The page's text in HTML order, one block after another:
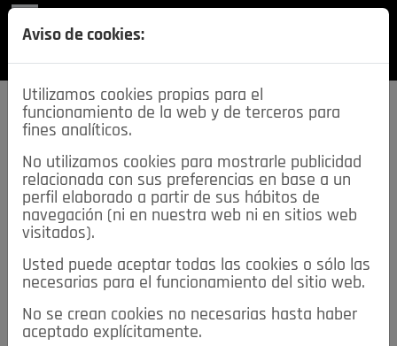
SECCIONES
descarga esta
REVISTA
≡NOTICIAS
NOTICIAS SERVICIOS DE INTERÉS
Aviso de cookies:
Utilizamos cookies propias para el
funcionamiento de la web y de terceros para
fines analíticos.
No utilizamos cookies para mostrarle publicidad
relacionada con sus preferencias en base a un
perfil elaborado a partir de sus hábitos de
navegación (ni en nuestra web ni en sitios web
visitados).
Usted puede aceptar todas las cookies o sólo las
necesarias para el funcionamiento del sitio web.
No se crean cookies no necesarias hasta haber
aceptado explícitamente.